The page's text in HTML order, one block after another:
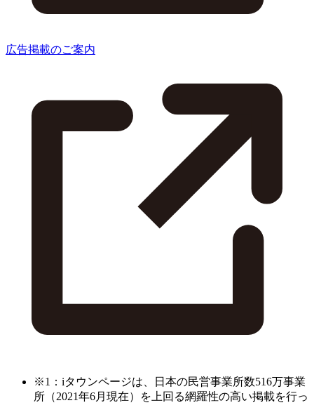
広告掲載のご案内
※1：iタウンページは、日本の民営事業所数516万事業
所（2021年6月現在）を上回る網羅性の高い掲載を行っ